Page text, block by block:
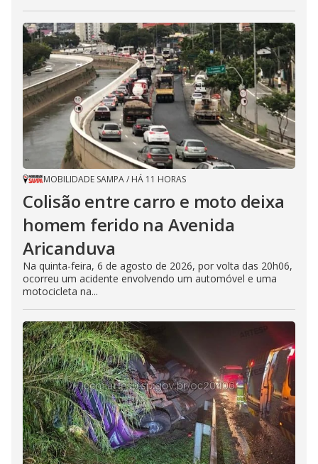
MOBILIDADE SAMPA/ HÁ 11 HORAS
Colisão entre carro e moto deixa
homem ferido na Avenida
Aricanduva
Na quinta-feira, 6 de agosto de 2026, por volta das 20h06,
ocorreu um acidente envolvendo um automóvel e uma
motocicleta na...